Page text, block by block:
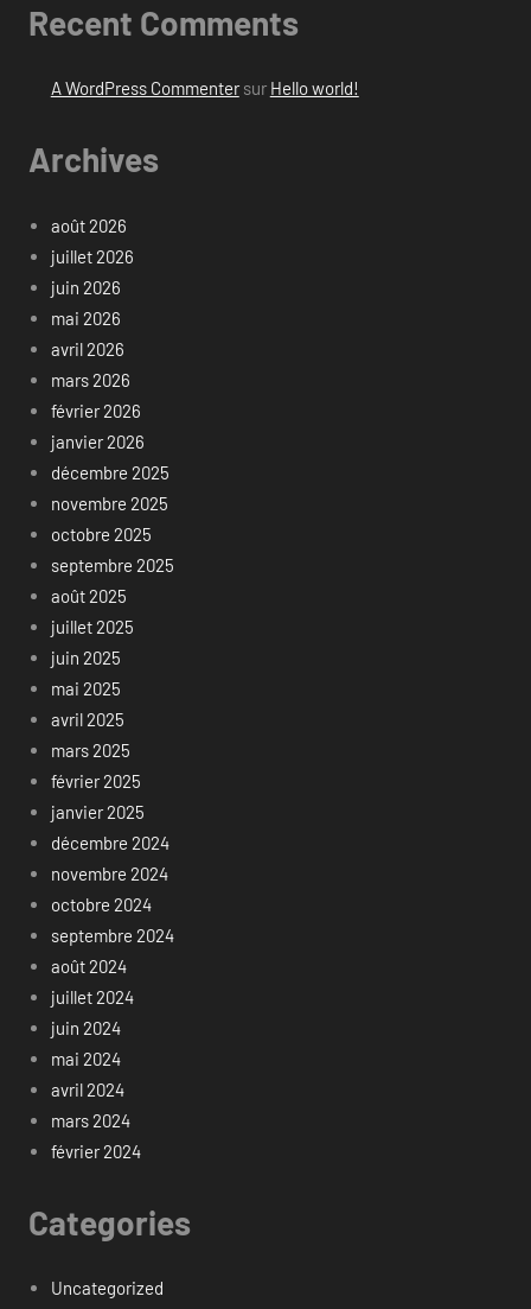
Recent Comments
A WordPress Commentersur Hello world!
Archives
août 2026
juillet 2026
juin 2026
mai 2026
avril 2026
mars 2026
février 2026
janvier 2026
décembre 2025
novembre 2025
octobre 2025
septembre 2025
août 2025
juillet 2025
juin 2025
mai 2025
avril 2025
mars 2025
février 2025
janvier 2025
décembre 2024
novembre 2024
octobre 2024
septembre 2024
août 2024
juillet 2024
juin 2024
mai 2024
avril 2024
mars 2024
février 2024
Categories
Uncategorized